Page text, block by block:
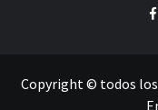
Copyright © todos los